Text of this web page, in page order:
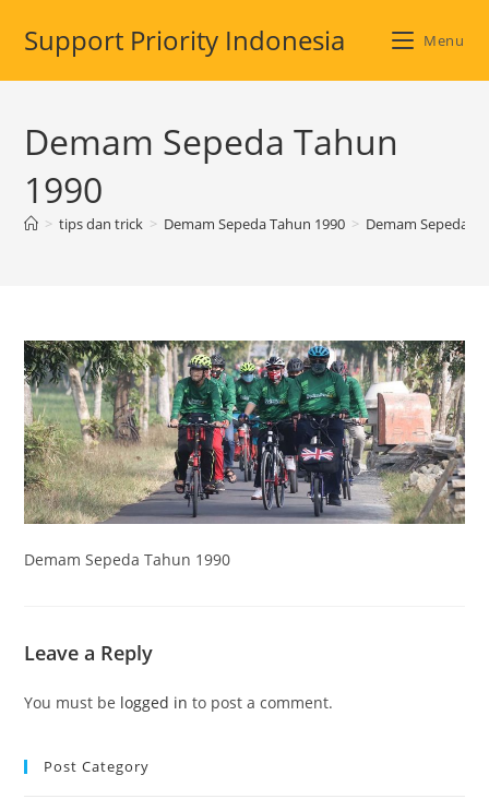
Support Priority Indonesia Menu
Demam Sepeda Tahun
1990
> tips dan trick > Demam Sepeda Tahun 1990 > Demam Sepeda
Demam Sepeda Tahun 1990
Leave a Reply
You must be logged in to post a comment.
Post Category